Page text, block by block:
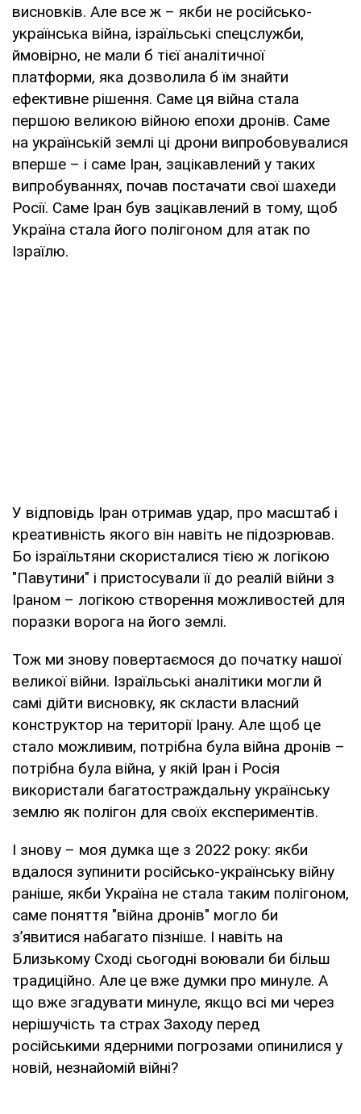
висновків. Але все ж – якби не російсько-
українська війна, ізраїльські спецслужби,
ймовірно, не мали б тієї аналітичної
платформи, яка дозволила б їм знайти
ефективне рішення. Саме ця війна стала
першою великою війною епохи дронів. Саме
на українській землі ці дрони випробовувалися
вперше – і саме Іран, зацікавлений у таких
випробуваннях, почав постачати свої шахеди
Росії. Саме Іран був зацікавлений в тому, щоб
Україна стала його полігоном для атак по
Ізраїлю.
У відповідь Іран отримав удар, про масштаб і
креативність якого він навіть не підозрював.
Бо ізраїльтяни скористалися тією ж логікою
"Павутини" і пристосували її до реалій війни з
Іраном – логікою створення можливостей для
поразки ворога на його землі.
Тож ми знову повертаємося до початку нашої
великої війни. Ізраїльські аналітики могли й
самі дійти висновку, як скласти власний
конструктор на території Ірану. Але щоб це
стало можливим, потрібна була війна дронів –
потрібна була війна, у якій Іран і Росія
використали багатостраждальну українську
землю як полігон для своїх експериментів.
І знову – моя думка ще з 2022 року: якби
вдалося зупинити російсько-українську війну
раніше, якби Україна не стала таким полігоном,
саме поняття "війна дронів" могло би
з’явитися набагато пізніше. І навіть на
Близькому Сході сьогодні воювали би більш
традиційно. Але це вже думки про минуле. А
що вже згадувати минуле, якщо всі ми через
нерішучість та страх Заходу перед
російськими ядерними погрозами опинилися у
новій, незнайомій війні?